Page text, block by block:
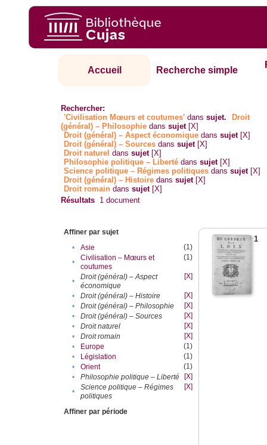
Accueil Recherche simple
Rechercher:
'Civilisation Mœurs et coutumes' danssujet.
Droit
(général) – Philosophie danssujet [X]
Droit (général) – Aspect économique danssujet [X]
Droit (général) – Sources danssujet [X]
Droit naturel danssujet [X]
Philosophie politique – Liberté danssujet [X]
Science politique – Régimes politiques danssujet [X]
Droit (général) – Histoire danssujet [X]
Droit romain danssujet [X]
Résultats 1 document
Affiner par sujet
•
Asie
(1)
•
Civilisation – Mœurs et
coutumes
(1)
•
Droit (général) – Aspect
économique
[X]
• Droit (général) – Histoire
[X]
•
Droit (général) – Philosophie
[X]
•
Droit (général) – Sources
[X]
•
Droit naturel
[X]
•
Droit romain
[X]
•
Europe
(1)
•
Législation
(1)
•
Orient
(1)
•
Philosophie politique – Liberté
[X]
•
Science politique – Régimes
politiques
[X]
Affiner par période
1